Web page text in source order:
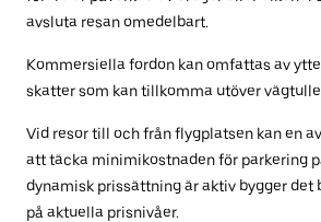
avsluta resan omedelbart.
Kommersiella fordon kan omfattas av
skatter som kan tillkomma utöver
Vid resor till och från flygplatsen kan en
att täcka minimikostnaden för parkering
dynamisk prissättning är aktiv bygger det
på aktuella prisnivåer.